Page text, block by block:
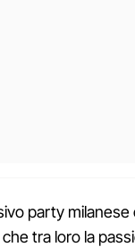
party
tra loro la